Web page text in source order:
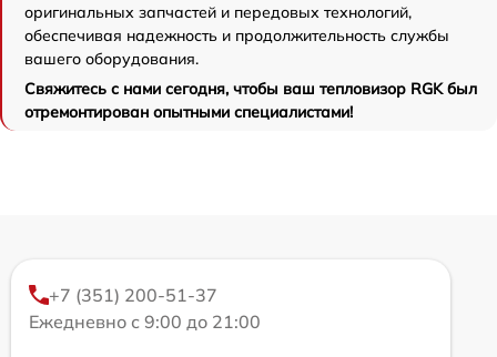
оригинальных запчастей и передовых технологий,
обеспечивая надежность и продолжительность службы
вашего оборудования.
Свяжитесь с нами сегодня, чтобы ваш тепловизор RGK был
отремонтирован опытными специалистами!
+7 (351) 200-51-37
Ежедневно с 9:00 до 21:00